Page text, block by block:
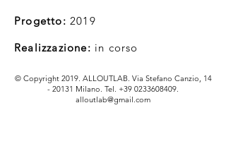
Progetto: 2019
Realizzazione: in corso
© Copyright 2019. ALLOUTLAB. Via Stefano Canzio, 14
- 20131 Milano. Tel. +39 0233608409.
alloutlab@gmail.com